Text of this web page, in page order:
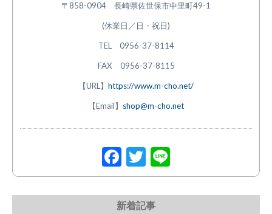
〒858-0904 長崎県佐世保市中里町49-1
(休業日／日・祝日)
TEL 0956-37-8114
FAX 0956-37-8115
【URL】 https://www.m-cho.net/
【Email】 shop@m-cho.net
Facebook
Twitter
新着記事